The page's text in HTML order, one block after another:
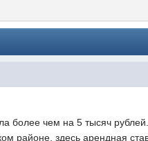
более чем на 5 тысяч
районе, здесь арендная